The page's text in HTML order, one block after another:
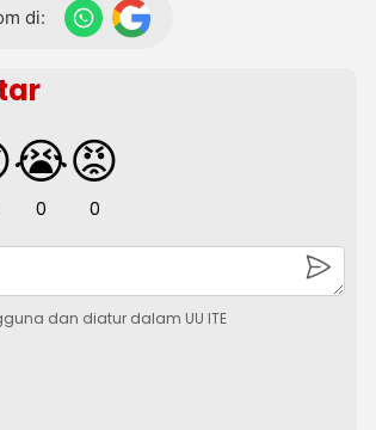
di:
😭
0
😡
0
dan diatur dalam UU ITE